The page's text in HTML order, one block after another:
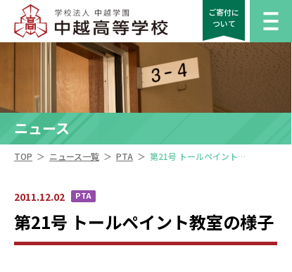
ご寄付に
ついて
ニュース
TOP ＞ ニュース一覧 ＞ PTA ＞ 第21号 トールペイント教室の様子
2011.12.02 PTA
第21号 トールペイント教室の様子